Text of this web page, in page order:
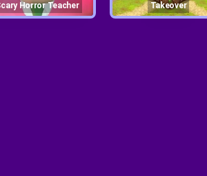
Scary Horror Teacher Takeover